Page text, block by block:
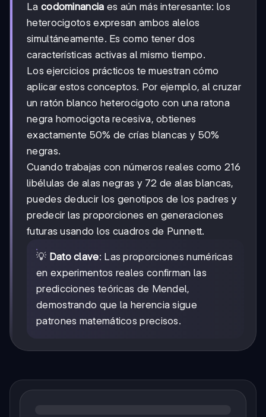
La codominancia es aún más interesante: los
heterocigotos expresan ambos alelos
simultáneamente. Es como tener dos
características activas al mismo tiempo.
Los ejercicios prácticos te muestran cómo
aplicar estos conceptos. Por ejemplo, al cruzar
un ratón blanco heterocigoto con una ratona
negra homocigota recesiva, obtienes
exactamente 50% de crías blancas y 50%
negras.
Cuando trabajas con números reales como 216
libélulas de alas negras y 72 de alas blancas,
puedes deducir los genotipos de los padres y
predecir las proporciones en generaciones
futuras usando los cuadros de Punnett.
💡 Dato clave: Las proporciones numéricas
en experimentos reales confirman las
predicciones teóricas de Mendel,
demostrando que la herencia sigue
patrones matemáticos precisos.